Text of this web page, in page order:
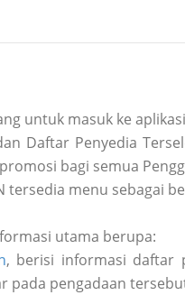
untuk masuk ke
Daftar Penyedia
bagi semua
tersedia menu sebagai
utama berupa:
, berisi informasi daftar
pada pengadaan